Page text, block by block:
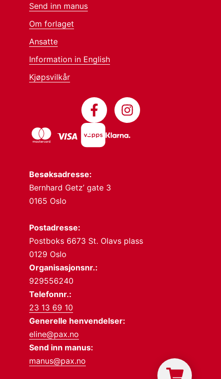
Besøksadresse:
Bernhard Getz’ gate 3
0165 Oslo
Postadresse:
Postboks 6673 St. Olavs plass
0129 Oslo
Organisasjonsnr.:
929556240
Telefonnr.:
23 13 69 10
Generelle henvendelser:
eline@pax.no
Send inn manus:
manus@pax.no
Send inn manus
Om forlaget
Ansatte
Information in English
Kjøpsvilkår